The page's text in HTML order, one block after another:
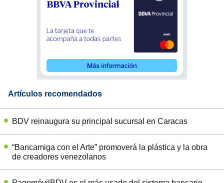
Artículos recomendados
BDV reinaugura su principal sucursal en Caracas
“Bancamiga con el Arte” promoverá la plástica y la obra
de creadores venezolanos